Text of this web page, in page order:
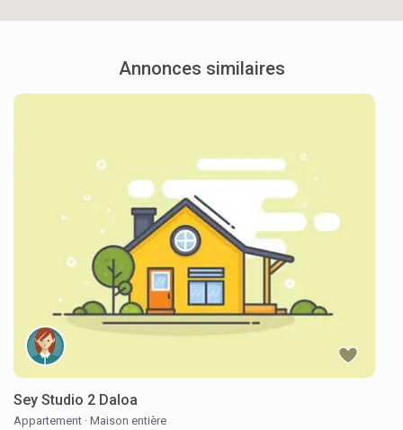
Annonces similaires
Sey Studio 2 Daloa
Appartement · Maison entière